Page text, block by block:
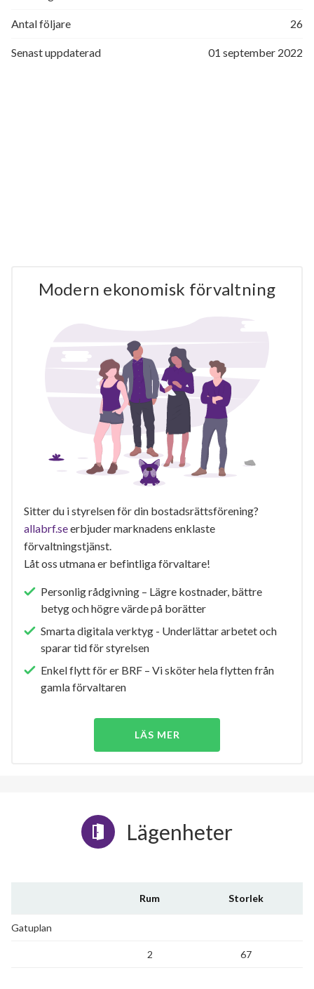
Antal följare 26
Senast uppdaterad 01 september 2022
Modern ekonomisk förvaltning
Sitter du i styrelsen för din bostadsrättsförening?
allabrf.seerbjuder marknadens enklaste
förvaltningstjänst.
Låt oss utmana er befintliga förvaltare!
Personlig rådgivning – Lägre kostnader, bättre
betyg och högre värde på borätter
Smarta digitala verktyg - Underlättar arbetet och
sparar tid för styrelsen
Enkel flytt för er BRF – Vi sköter hela flytten från
gamla förvaltaren
LÄS MER
Lägenheter
Rum Storlek
Gatuplan
2 67